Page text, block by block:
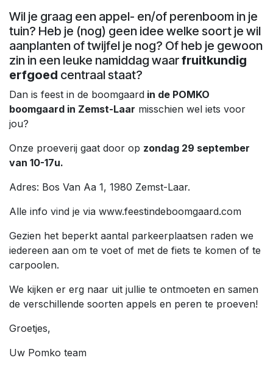
Wil je graag een appel- en/of perenboom in je
tuin? Heb je (nog) geen idee welke soort je wil
aanplanten of twijfel je nog? Of heb je gewoon
zin in een leuke namiddag waarfruitkundig
erfgoed centraal staat?
Dan is feest in de boomgaard in de POMKO
boomgaard in Zemst-Laar misschien wel iets voor
jou?
Onze proeverij gaat door op zondag 29 september
van 10-17u.
Adres: Bos Van Aa 1, 1980 Zemst-Laar.
Alle info vind je via www.feestindeboomgaard.com
Gezien het beperkt aantal parkeerplaatsen raden we
iedereen aan om te voet of met de fiets te komen of te
carpoolen.
We kijken er erg naar uit jullie te ontmoeten en samen
de verschillende soorten appels en peren te proeven!
Groetjes,
Uw Pomko team